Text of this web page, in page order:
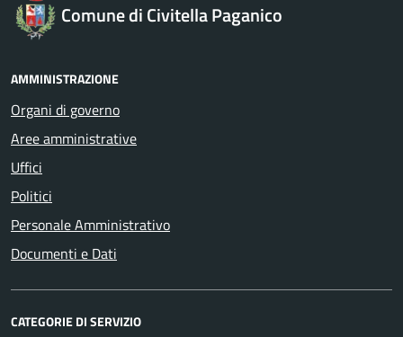
Comune di Civitella Paganico
AMMINISTRAZIONE
Organi di governo
Aree amministrative
Uffici
Politici
Personale Amministrativo
Documenti e Dati
CATEGORIE DI SERVIZIO